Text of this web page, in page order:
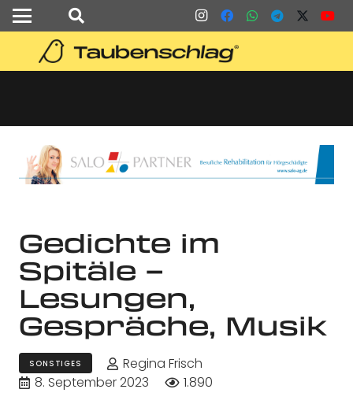
Gedichte im
Spitäle –
Lesungen,
Gespräche, Musik
SONSTIGES
Regina Frisch
8. September 2023
1.890